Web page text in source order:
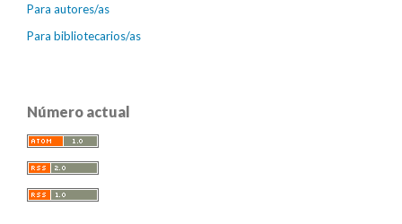
Para autores/as
Para bibliotecarios/as
Número actual